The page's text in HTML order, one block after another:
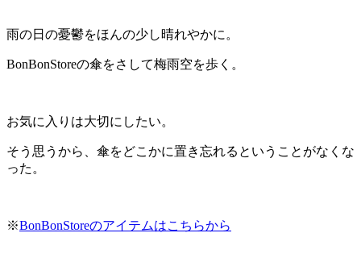
雨の日の憂鬱をほんの少し晴れやかに。
BonBonStoreの傘をさして梅雨空を歩く。
お気に入りは大切にしたい。
そう思うから、傘をどこかに置き忘れるということがなくな
った。
※BonBonStoreのアイテムはこちらから